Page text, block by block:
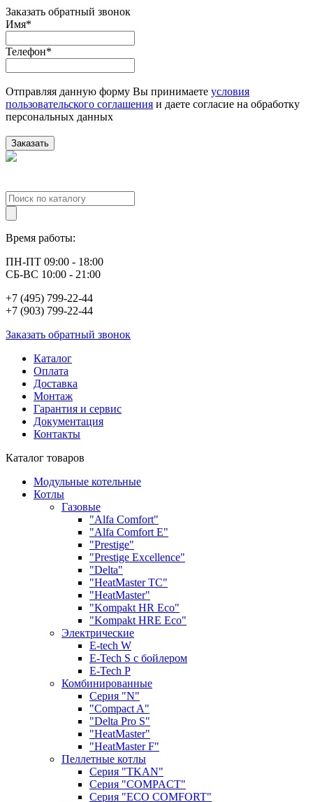
Заказать обратный звонок
Имя*
Телефон*
Отправляя данную форму Вы принимаете условия
пользовательского соглашения и даете согласие на обработку
персональных данных
Заказать
Время работы:
ПН-ПТ 09:00 - 18:00
СБ-ВС 10:00 - 21:00
+7 (495) 799-22-44
+7 (903) 799-22-44
Заказать обратный звонок
Каталог
Оплата
Доставка
Монтаж
Гарантия и сервис
Документация
Контакты
Каталог товаров
Модульные котельные
Котлы
Газовые
"Alfa Comfort"
"Alfa Comfort E"
"Prestige"
"Prestige Exсellence"
"Delta"
"HeatMaster TC"
"HeatMaster"
"Kompakt HR Eco"
"Kompakt HRE Eco"
Электрические
E-tech W
E-Tech S с бойлером
E-Tech P
Комбинированные
Серия "N"
"Compact A"
"Delta Pro S"
"HeatMaster"
"HeatMaster F"
Пеллетные котлы
Cерия "TKAN"
Cерия "COMPACT"
Серия "ECO COMFORT"